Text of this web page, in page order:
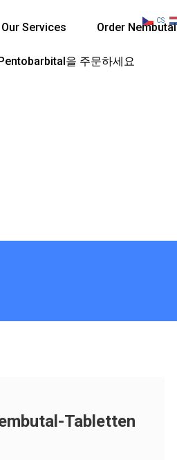
Our Services Order Nembutal
을 주문하세요
Tabletten
CS